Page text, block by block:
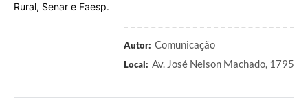
Rural, Senar e Faesp.
Autor: Comunicação
Local: Av. José Nelson Machado, 1795